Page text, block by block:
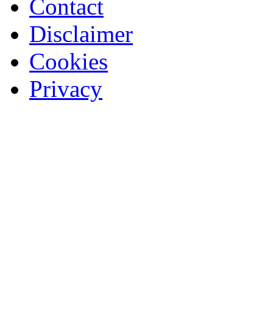
Contact
Disclaimer
Cookies
Privacy